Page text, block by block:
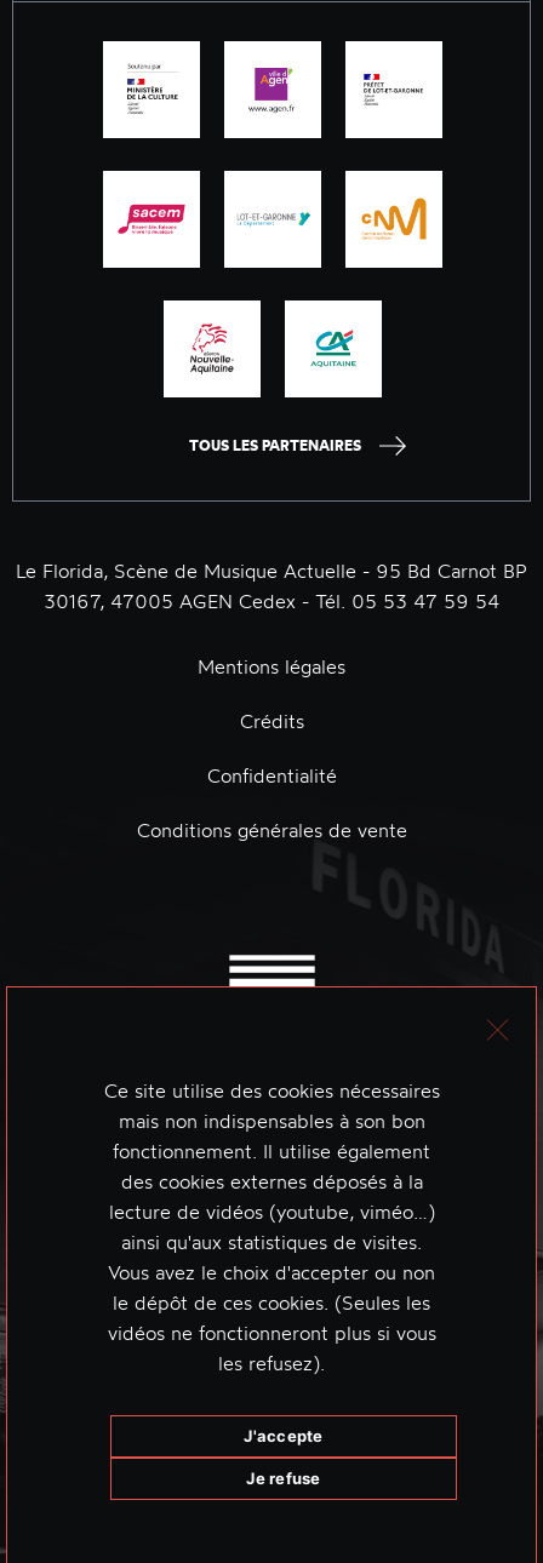
TOUS LES PARTENAIRES
Le Florida, Scène de Musique Actuelle - 95 Bd Carnot BP
30167, 47005 AGEN Cedex - Tél. 05 53 47 59 54
Mentions légales
Crédits
Confidentialité
Conditions générales de vente
Ce site utilise des cookies nécessaires
mais non indispensables à son bon
fonctionnement. Il utilise également
des cookies externes déposés à la
lecture de vidéos (youtube, viméo…)
ainsi qu'aux statistiques de visites.
Vous avez le choix d'accepter ou non
le dépôt de ces cookies. (Seules les
vidéos ne fonctionneront plus si vous
les refusez).
J'accepte
Je refuse